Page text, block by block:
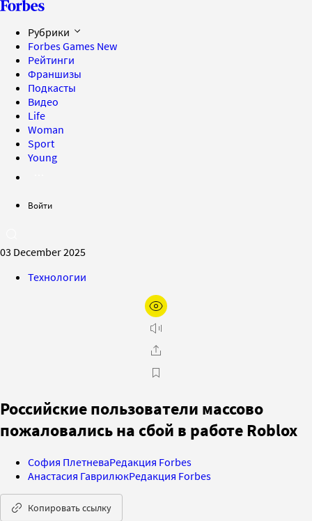
Рубрики
Forbes Games New
Рейтинги
Франшизы
Подкасты
Видео
Life
Woman
Sport
Young
Войти
03 December 2025
Технологии
Российские пользователи массово
пожаловались на сбой в работе Roblox
София ПлетневаРедакция Forbes
Анастасия ГаврилюкРедакция Forbes
Копировать ссылку